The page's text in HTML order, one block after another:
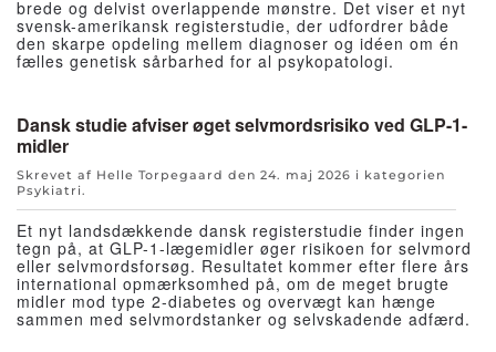
brede og delvist overlappende mønstre. Det viser et nyt
svensk-amerikansk registerstudie, der udfordrer både
den skarpe opdeling mellem diagnoser og idéen om én
fælles genetisk sårbarhed for al psykopatologi.
Dansk studie afviser øget selvmordsrisiko ved GLP-1-
midler
Skrevet af Helle Torpegaard den 24. maj 2026 i kategorien
Psykiatri .
Et nyt landsdækkende dansk registerstudie finder ingen
tegn på, at GLP-1-lægemidler øger risikoen for selvmord
eller selvmordsforsøg. Resultatet kommer efter flere års
international opmærksomhed på, om de meget brugte
midler mod type 2-diabetes og overvægt kan hænge
sammen med selvmordstanker og selvskadende adfærd.